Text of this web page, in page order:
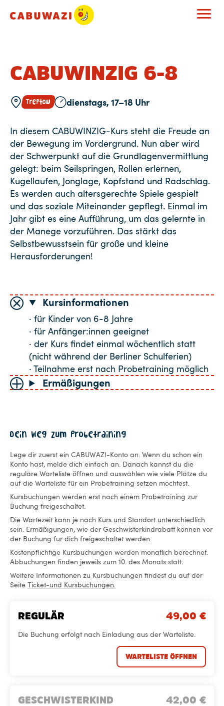
CABUWINZIG 6-8
Treptow dienstags, 17–18 Uhr
In diesem CABUWINZIG-Kurs steht die Freude an
der Bewegung im Vordergrund. Nun aber wird
der Schwerpunkt auf die Grundlagenvermittlung
gelegt: beim Seilspringen, Rollen erlernen,
Kugellaufen, Jonglage, Kopfstand und Radschlag.
Es werden auch altersgerechte Spiele gespielt
und das soziale Miteinander gepflegt. Einmal im
Jahr gibt es eine Aufführung, um das gelernte in
der Manege vorzuführen. Das stärkt das
Selbstbewusstsein für große und kleine
Herausforderungen!
Kursinformationen
· für Kinder von 6-8 Jahre
· für Anfänger:innen geeignet
· der Kurs findet einmal wöchentlich statt
(nicht während der Berliner Schulferien)
· Teilnahme erst nach Probetraining möglich
Ermäßigungen
Dein Weg zum Probetraining
Lege dir zuerst ein CABUWAZI-Konto an. Wenn du schon ein
Konto hast, melde dich einfach an. Danach kannst du die
reguläre Warteliste öffnen und auswählen wie viele Plätze du
auf die Warteliste für ein Probetraining setzen möchtest.
Kursbuchungen werden erst nach einem Probetraining zur
Buchung freigeschaltet.
Die Wartezeit kann je nach Kurs und Standort unterschiedlich
sein. Ermäßigungen, wie der Geschwisterkindrabatt können vor
der Buchung für dich freigeschaltet werden.
Kostenpflichtige Kursbuchungen werden monatlich berechnet.
Abbuchungen finden jeweils zum 10. des Monats statt.
Weitere Informationen zu Kursbuchungen findest du auf der
Seite Ticket-und Kursbuchungen.
REGULÄR 49,00 €
Die Buchung erfolgt nach Einladung aus der Warteliste.
WARTELISTE ÖFFNEN
GESCHWISTERKIND 42,00 €